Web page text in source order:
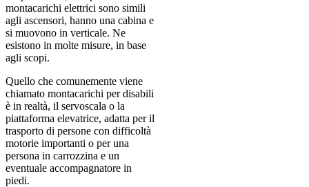
montacarichi elettrici sono simili
agli ascensori, hanno una cabina e
si muovono in verticale. Ne
esistono in molte misure, in base
agli scopi.
Quello che comunemente viene
chiamato montacarichi per disabili
è in realtà, il servoscala o la
piattaforma elevatrice, adatta per il
trasporto di persone con difficoltà
motorie importanti o per una
persona in carrozzina e un
eventuale accompagnatore in
piedi.